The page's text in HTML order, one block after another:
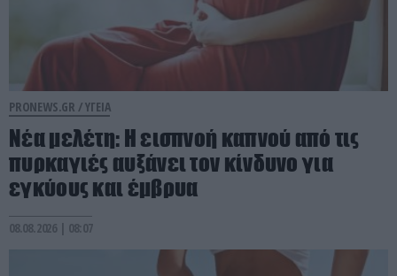
PRONEWS.GR /ΥΓΕΙΑ
Νέα μελέτη: Η εισπνοή καπνού από τις
πυρκαγιές αυξάνει τον κίνδυνο για
εγκύους και έμβρυα
08.08.2026 | 08:07